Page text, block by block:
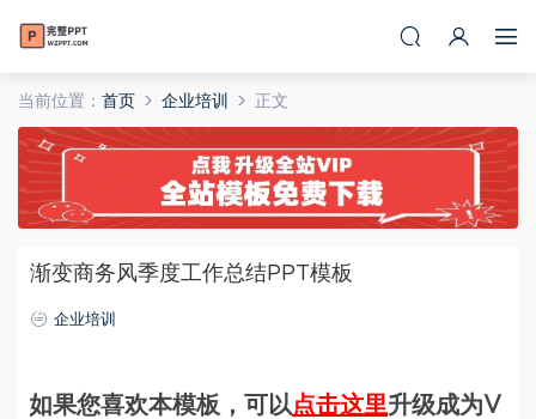
当前位置： 首页 企业培训 正文
渐变商务风季度工作总结PPT模板
企业培训
如果您喜欢本模板，可以点击这里升级成为V